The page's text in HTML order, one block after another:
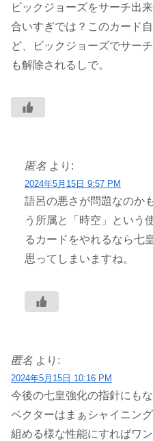
ビックジョーズをサーチ出
合いすぎでは？このカード
ど、ビックジョーズでサー
も解除されるしで。
匿名 より:
2024年5月15日 9:57 PM
語呂の悪さが問題なのか
う所属と「時空」という
るカードをやれるなら七
思ってしまいますね。
匿名 より:
2024年5月15日 10:16 PM
今後の七皇強化の指針にも
ベクターはまぁシャイニン
組める様な性能にすればワ